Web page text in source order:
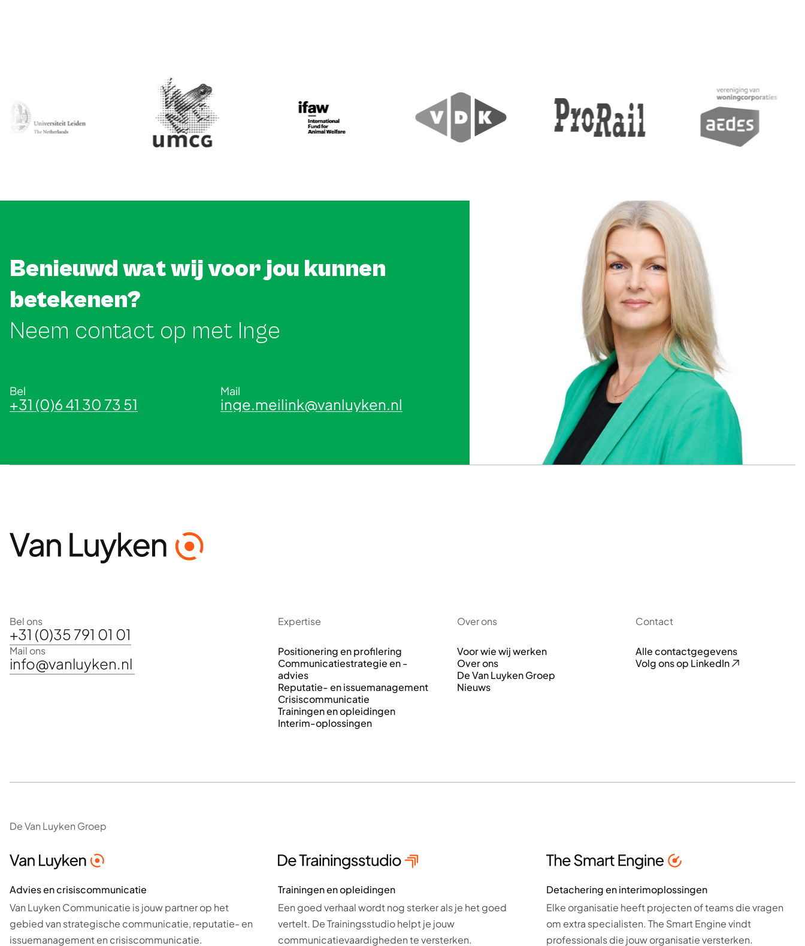
Benieuwd wat wij voor jou kunnen
betekenen?
Neem contact op met Inge
Bel
+31 (0)6 41 30 73 51
Mail
inge.meilink@vanluyken.nl
Bel ons
+31 (0)35 791 01 01
Mail ons
info@vanluyken.nl
Expertise
Positionering en profilering
Communicatiestrategie en -
advies
Reputatie- en issuemanagement
Crisiscommunicatie
Trainingen en opleidingen
Interim-oplossingen
Over ons
Voor wie wij werken
Over ons
De Van Luyken Groep
Nieuws
Contact
Alle contactgegevens
Volg ons op LinkedIn
De Van Luyken Groep
Advies en crisiscommunicatie
Van Luyken Communicatie is jouw partner op het
gebied van strategische communicatie, reputatie- en
issuemanagement en crisiscommunicatie.
Trainingen en opleidingen
Een goed verhaal wordt nog sterker als je het goed
vertelt. De Trainingsstudio helpt je jouw
communicatievaardigheden te versterken.
Detachering en interimoplossingen
Elke organisatie heeft projecten of teams die vragen
om extra specialisten. The Smart Engine vindt
professionals die jouw organisatie versterken.